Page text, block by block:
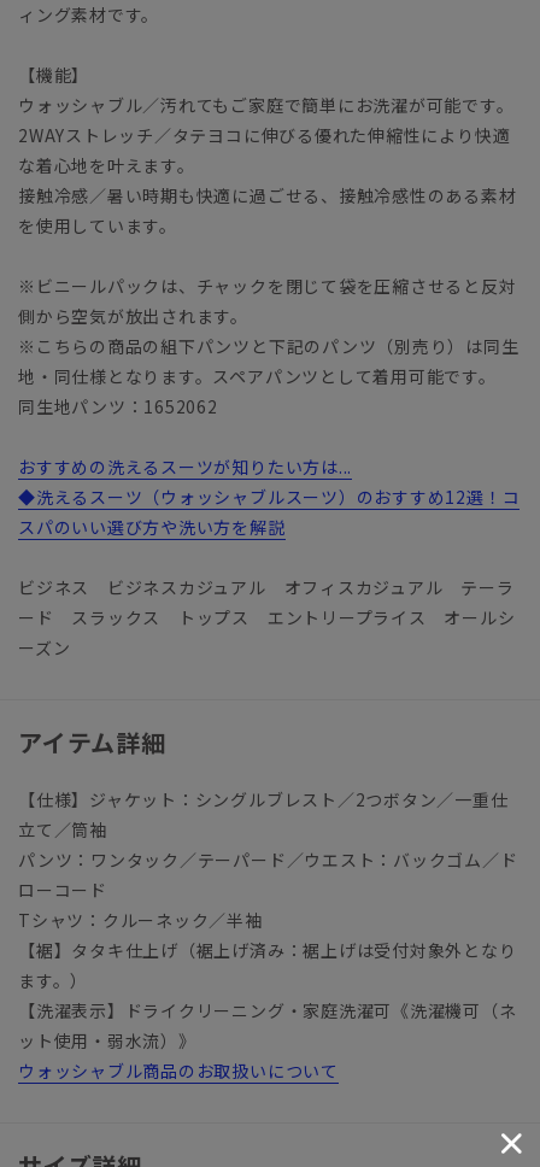
ィング素材です。
【機能】
ウォッシャブル／汚れてもご家庭で簡単にお洗濯が可能です。
2WAYストレッチ／タテヨコに伸びる優れた伸縮性により快適
な着心地を叶えます。
接触冷感／暑い時期も快適に過ごせる、接触冷感性のある素材
を使用しています。
※ビニールパックは、チャックを閉じて袋を圧縮させると反対
側から空気が放出されます。
※こちらの商品の組下パンツと下記のパンツ（別売り）は同生
地・同仕様となります。スペアパンツとして着用可能です。
同生地パンツ：1652062
おすすめの洗えるスーツが知りたい方は...
◆洗えるスーツ（ウォッシャブルスーツ）のおすすめ12選！コ
スパのいい選び方や洗い方を解説
ビジネス ビジネスカジュアル オフィスカジュアル テーラ
ード スラックス トップス エントリープライス オールシ
ーズン
アイテム詳細
【仕様】ジャケット：シングルブレスト／2つボタン／一重仕
立て／筒袖
パンツ：ワンタック／テーパード／ウエスト：バックゴム／ド
ローコード
Tシャツ：クルーネック／半袖
【裾】タタキ仕上げ（裾上げ済み：裾上げは受付対象外となり
ます。）
【洗濯表示】ドライクリーニング・家庭洗濯可《洗濯機可（ネ
ット使用・弱水流）》
ウォッシャブル商品のお取扱いについて